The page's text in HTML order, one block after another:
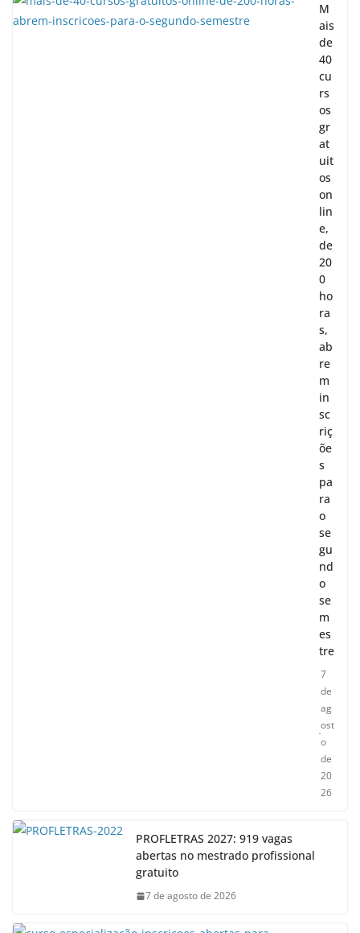
M
ais
de
40
cu
rs
os
gr
at
uit
os
on
lin
e,
de
20
0
ho
ra
s,
ab
re
m
in
sc
riç
õe
s
pa
ra
o
se
gu
nd
o
se
m
es
tre
7
de
ag
ost
o
de
20
26
PROFLETRAS 2027: 919 vagas
abertas no mestrado profissional
gratuito
7 de agosto de 2026